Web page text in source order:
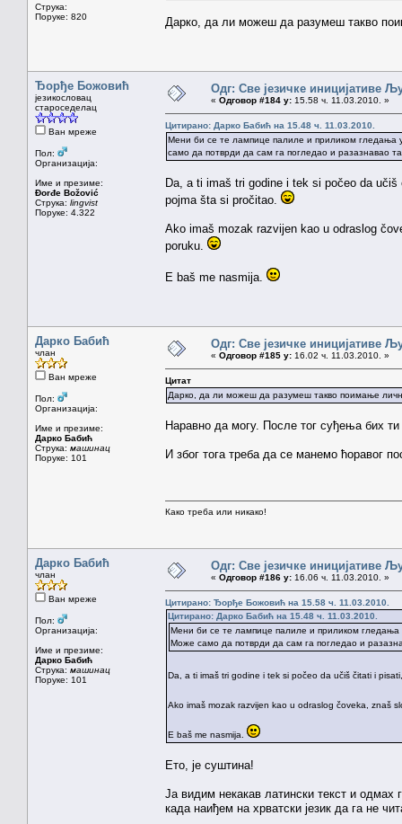
Струка:
Поруке: 820
Дарко, да ли можеш да разумеш такво
Ђорђе Божовић
језикословац
староседелац
Ван мреже
Пол:
Организација:
Име и презиме:
Đorđe Božović
Струка: lingvist
Поруке: 4.322
Одг: Све језичке иницијативе
« Одговор #184 у: 15.58 ч. 11.03.2010. »
Цитирано: Дарко Бабић на 15.48 ч. 11.03.2010.
Мени би се те лампице палиле и приликом гледања
само да потврди да сам га погледао и разазнавао
Da, a ti imaš tri godine i tek si počeo da
pojma šta si pročitao.
Ako imaš mozak razvijen kao u odraslog
poruku.
E baš me nasmija.
Дарко Бабић
члан
Ван мреже
Пол:
Организација:
Име и презиме:
Дарко Бабић
Струка: машинац
Поруке: 101
Одг: Све језичке иницијативе
« Одговор #185 у: 16.02 ч. 11.03.2010. »
Цитат
Дарко, да ли можеш да разумеш такво поимање
Наравно да могу. После тог суђења бих
И због тога треба да се манемо ћоравог
Како треба или никако!
Дарко Бабић
члан
Ван мреже
Пол:
Организација:
Име и презиме:
Дарко Бабић
Струка: машинац
Поруке: 101
Одг: Све језичке иницијативе
« Одговор #186 у: 16.06 ч. 11.03.2010. »
Цитирано: Ђорђе Божовић на 15.58 ч. 11.03.2010.
Цитирано: Дарко Бабић на 15.48 ч. 11.03.2010.
Мени би се те лампице палиле и приликом гледања
Може само да потврди да сам га погледао и
Da, a ti imaš tri godine i tek si počeo da učiš čitati i
Ako imaš mozak razvijen kao u odraslog čoveka, znaš
E baš me nasmija.
Ето, је суштина!
Ја видим некакав латински текст и одмах
када наиђем на хрватски језик да га не